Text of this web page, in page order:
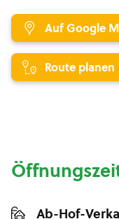
Auf Google
Route planen
Ab-Hof-